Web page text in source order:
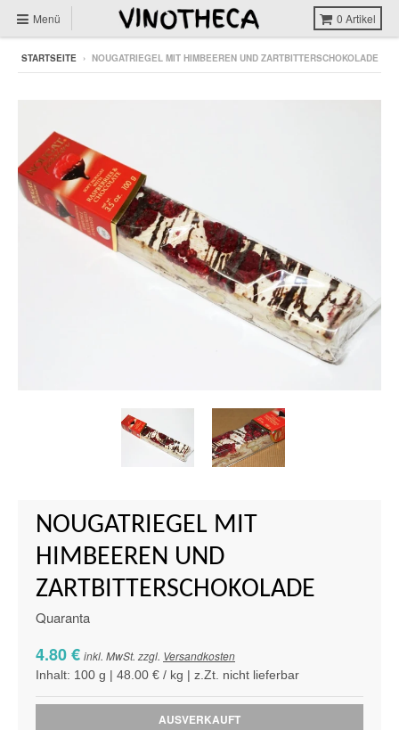
Menü 0 Artikel
STARTSEITE › NOUGATRIEGEL MIT HIMBEEREN UND ZARTBITTERSCHOKOLADE
NOUGATRIEGEL MIT
HIMBEEREN UND
ZARTBITTERSCHOKOLADE
Quaranta
4.80 € inkl. MwSt. zzgl. Versandkosten
Inhalt: 100 g | 48.00 € / kg | z.Zt. nicht lieferbar
AUSVERKAUFT